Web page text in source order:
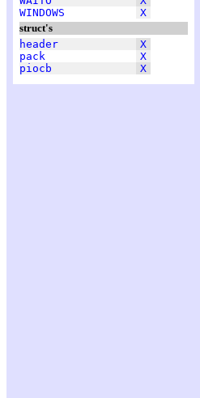
WINDOWS
X
struct's
header
X
pack
X
piocb
X